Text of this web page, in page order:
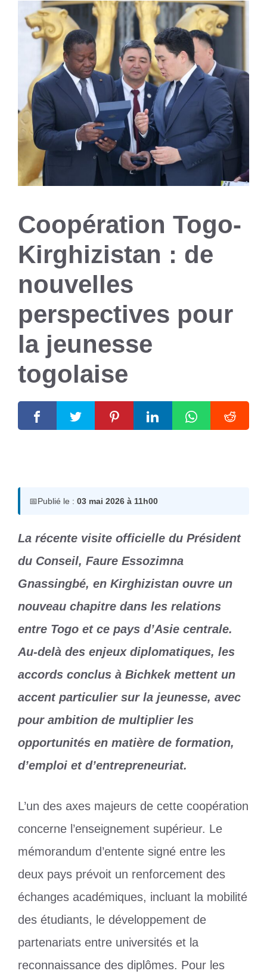
Coopération Togo-
Kirghizistan : de
nouvelles
perspectives pour
la jeunesse
togolaise
📅Publié le : 03 mai 2026 à 11h00
La récente visite officielle du Président
du Conseil, Faure Essozimna
Gnassingbé, en Kirghizistan ouvre un
nouveau chapitre dans les relations
entre Togo et ce pays d’Asie centrale.
Au-delà des enjeux diplomatiques, les
accords conclus à Bichkek mettent un
accent particulier sur la jeunesse, avec
pour ambition de multiplier les
opportunités en matière de formation,
d’emploi et d’entrepreneuriat.
L’un des axes majeurs de cette coopération
concerne l’enseignement supérieur. Le
mémorandum d’entente signé entre les
deux pays prévoit un renforcement des
échanges académiques, incluant la mobilité
des étudiants, le développement de
partenariats entre universités et la
reconnaissance des diplômes. Pour les